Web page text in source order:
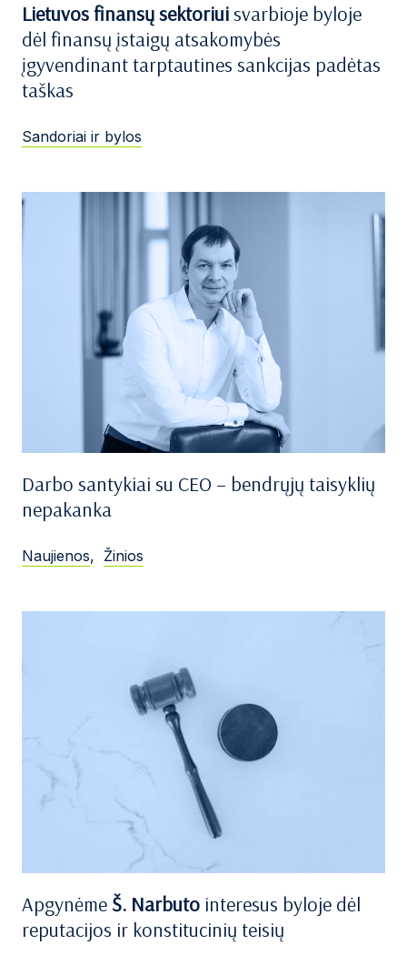
Lietuvos finansų sektoriuisvarbioje byloje
dėl finansų įstaigų atsakomybės
įgyvendinant tarptautines sankcijas padėtas
taškas
Sandoriai ir bylos
Darbo santykiai su CEO – bendrųjų taisyklių
nepakanka
Naujienos, Žinios
Apgynėme Š. Narbuto interesus byloje dėl
reputacijos ir konstitucinių teisių